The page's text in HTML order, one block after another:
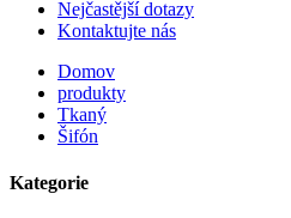
Nejčastější dotazy
Kontaktujte nás
Domov
produkty
Tkaný
Šifón
Kategorie